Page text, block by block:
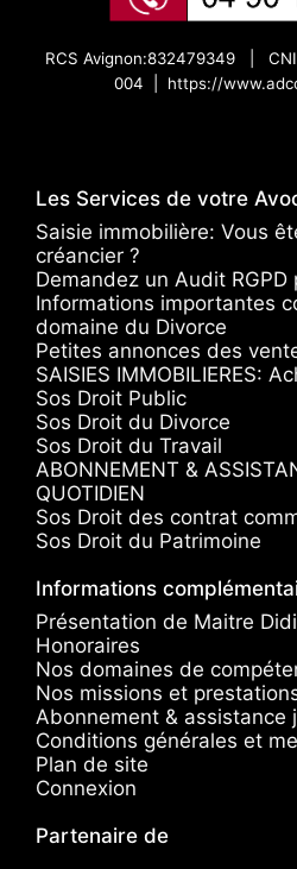
RCS Avignon:832479349 |
004 | https://
Les Services de votre
Saisie immobilière: Vous
créancier ?
Demandez un Audit
Informations importantes
domaine du Divorce
Petites annonces des
SAISIES IMMOBILIERES:
Sos Droit Public
Sos Droit du Divorce
Sos Droit du Travail
ABONNEMENT &
QUOTIDIEN
Sos Droit des contrat
Sos Droit du Patrimoine
Informations
Présentation de Maitre
Honoraires
Nos domaines de
Nos missions et
Abonnement & assistance
Conditions générales et
Plan de site
Connexion
Partenaire de